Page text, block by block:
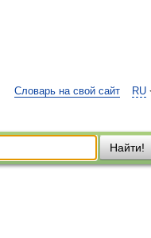
RU
Словарь на свой сайт
Найти!